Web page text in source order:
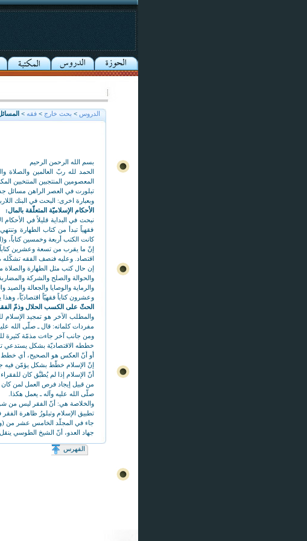
الدروس > بحث خارج >فقه >
بسم الله الرحمن الرحيم
الحمد لله ربّ العالمين والصلاة
المعصومين المنتجبين المنتخبين
تبلورت في العصر الراهن مسائل
وبعبارة اخرى: البحث في البنك
الأحكام الإسلاميّة المتعلّقة بالمال:
نبحث في البداية قليلاً في الأحكام
فقهياً تبدأ من كتاب الطهارة
كانت الكتب أربعة وخمسين كتاباً،
إنّ ما يقرب من تسعة وعشرين كتاباً
اقتصاد. وعليه فنصف الفقه تشكّله
إن حال كتب مثل الطهارة والصلاة
والحوالة والصلح والشركة
والرماية والوصايا والجعالة
وعشرون كتاباً فقهيّاً اقتصاديّاً،
الحثّ على الكسب الحلال وذمّ
مفردات كلماته: قال ـ صلّى الله
ومن جانب آخر جاءت مذمّة كثيرة
خططه الاقتصاديّة بشكل يستدعي
أو أنّ العكس هو الصحيح، أي خطط
إنّ الإسلام خطّط بشكل يؤمّن فيه
أنّ الإسلام إذا لم يُطبَّق كان
من قبيل إيجاد فرص العمل لمن كان
صلّى الله عليه وآله ـ يعمل هكذا.
والخلاصة هي: أنّ الفقر ليس من
تطبيق الإسلام وتبلورُ ظاهرة
جهاد العدو، أنّ الشيخ الطوسي
هذا؟)) قالوا: يا أمير المؤمنين
وهذا الحديث ذات مغزىً عميق،
الفهرس